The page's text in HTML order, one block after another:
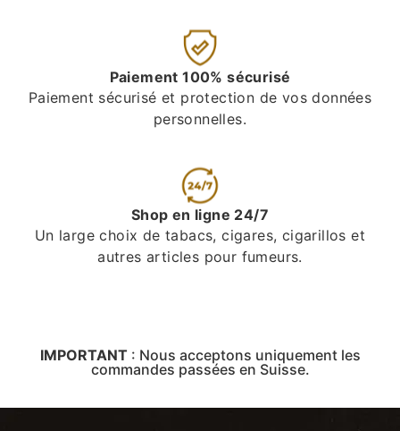
Paiement 100% sécurisé
Paiement sécurisé et protection de vos données
personnelles.
Shop en ligne 24/7
Un large choix de tabacs, cigares, cigarillos et
autres articles pour fumeurs.
IMPORTANT : Nous acceptons uniquement les
commandes passées en Suisse.